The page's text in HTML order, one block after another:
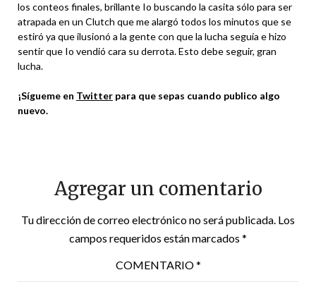
los conteos finales, brillante Io buscando la casita sólo para ser
atrapada en un Clutch que me alargó todos los minutos que se
estiró ya que ilusionó a la gente con que la lucha seguía e hizo
sentir que Io vendió cara su derrota. Esto debe seguir, gran
lucha.
¡Sígueme en Twitter para que sepas cuando publico algo
nuevo.
Agregar un comentario
Tu dirección de correo electrónico no será publicada. Los
campos requeridos están marcados *
COMENTARIO*